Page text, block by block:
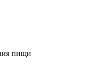
пищи